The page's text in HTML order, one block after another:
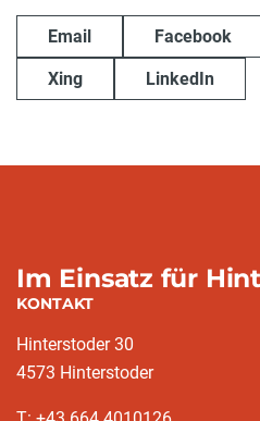
Email Facebook
Xing LinkedIn
Im Einsatz für
KONTAKT
Hinterstoder 30
4573 Hinterstoder